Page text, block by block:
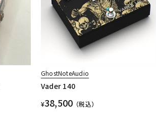
GhostNoteAudio
Vader 140
¥38,500 （税込）